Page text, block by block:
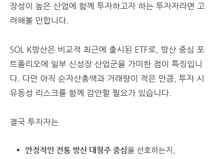
장성이 높은 산업에 함께 투자하고자 하는 투자자라면 고
려해볼 만합니다.
SOL K방산은 비교적 최근에 출시된 ETF로, 방산 중심 포
트폴리오에 일부 신성장 산업군을 가미한 점이 특징입니
다. 다만 아직 순자산총액과 거래량이 적은 만큼, 투자 시
유동성 리스크를 함께 감안할 필요가 있습니다.
결국 투자자는
안정적인 전통 방산 대형주 중심을 선호하는지,